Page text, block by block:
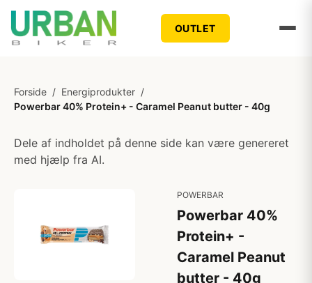
OUTLET
Forside / Energiprodukter /
Powerbar 40% Protein+ - Caramel Peanut butter - 40g
Dele af indholdet på denne side kan være genereret
med hjælp fra AI.
POWERBAR
Powerbar 40%
Protein+ -
Caramel Peanut
butter - 40g